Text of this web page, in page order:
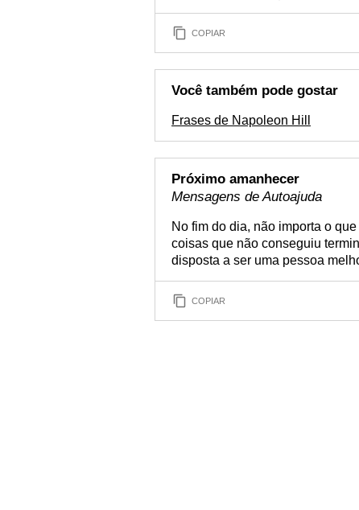
COPIAR
Você também pode gostar
Frases de Napoleon Hill
Próximo amanhecer
Mensagens de Autoajuda
No fim do dia, não importa o
coisas que não conseguiu
disposta a ser uma pessoa
COPIAR